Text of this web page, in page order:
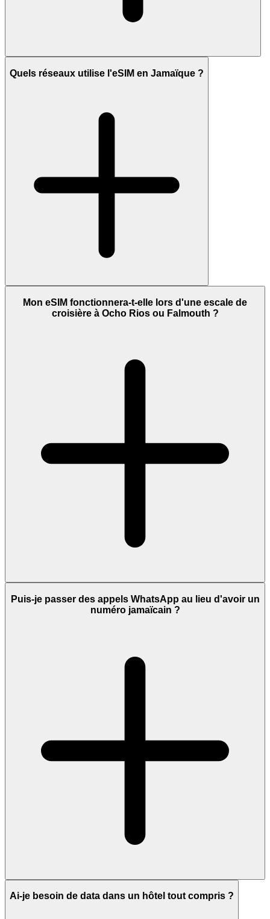
Quels réseaux utilise l'eSIM en Jamaïque ?
Mon eSIM fonctionnera-t-elle lors d'une escale de
croisière à Ocho Rios ou Falmouth ?
Puis-je passer des appels WhatsApp au lieu d'avoir un
numéro jamaïcain ?
Ai-je besoin de data dans un hôtel tout compris ?